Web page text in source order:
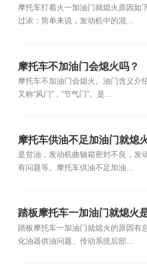
什么？
摩托车打着火一加油门就熄火原因如
过浓：简单来说，发动机中的混...
摩托车不加油门会熄火吗？
摩托车不加油门会熄火。油门含义介
又称“风门”，“节气门”。是...
摩托车供油不足加油门就熄
原因？
是贫油，发动机曲轴箱密封不良，发
有问题等。摩托车供油不足加油...
踏板摩托车一加油门就熄火
事？
踏板摩托车一加油门就熄火的原因有
化油器供油问题、传动系统后部...